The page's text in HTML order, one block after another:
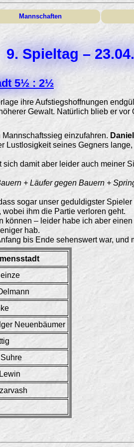
Mannschaften
9. Spieltag –
5½ : 2½
ihre Aufstiegshoffnungen
Gewalt. Natürlich blieb er vor
einzufahren. Daniel
Lustlosigkeit seines Gegners
damit aber leider auch meiner
+ Läufer gegen Bauern +
sogar unser geduldigster
ihm die Partie verloren geht.
– leider habe ich aber
hab.
bis Ende sehenswert war, und
Neuenbäumer